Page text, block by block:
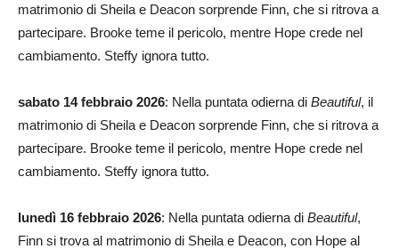
matrimonio di Sheila e Deacon sorprende Finn, che si ritrova a
partecipare. Brooke teme il pericolo, mentre Hope crede nel
cambiamento. Steffy ignora tutto.
sabato 14 febbraio 2026: Nella puntata odierna di Beautiful, il
matrimonio di Sheila e Deacon sorprende Finn, che si ritrova a
partecipare. Brooke teme il pericolo, mentre Hope crede nel
cambiamento. Steffy ignora tutto.
lunedì 16 febbraio 2026: Nella puntata odierna di Beautiful,
Finn si trova al matrimonio di Sheila e Deacon, con Hope al